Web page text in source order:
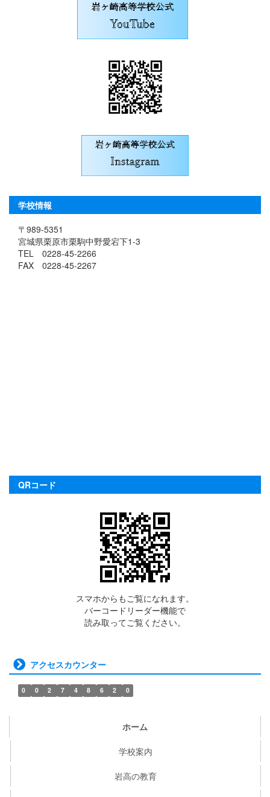
学校情報
〒989-5351
宮城県栗原市栗駒中野愛宕下1-3
TEL 0228-45-2266
FAX 0228-45-2267
QRコード
スマホからもご覧になれます。
バーコードリーダー機能で
読み取ってご覧ください。
アクセスカウンター
0 0 2 7 4 8 6 2 0
ホーム
学校案内
岩高の教育